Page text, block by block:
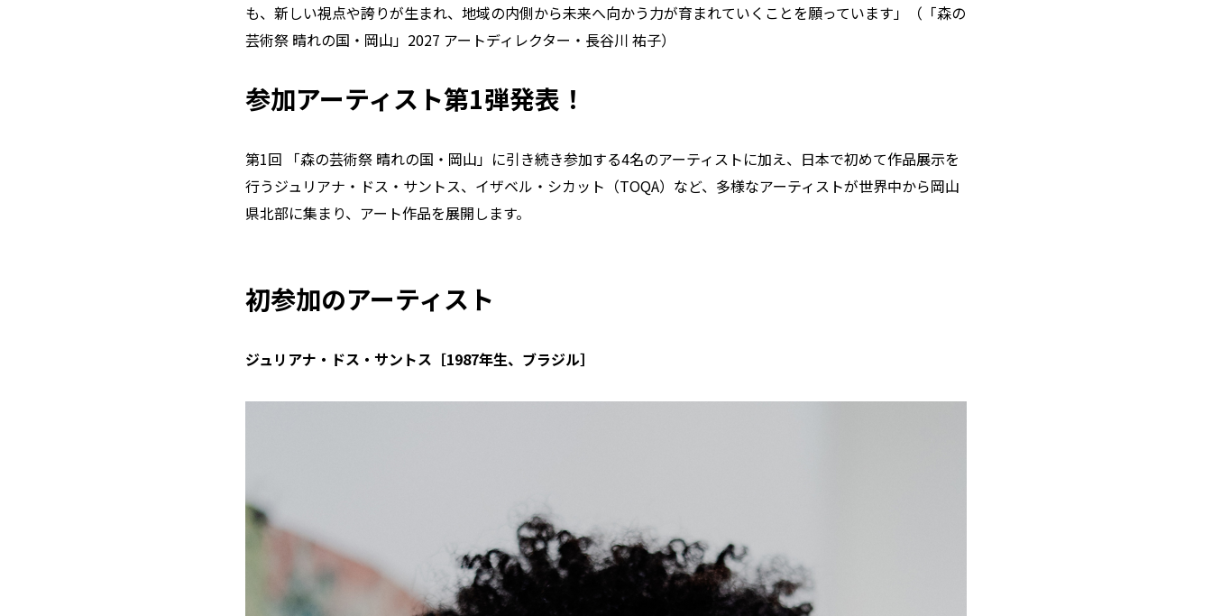
も、新しい視点や誇りが生まれ、地域の内側から未来へ向かう力が育まれていくことを願っています」（「森の
芸術祭 晴れの国・岡山」2027 アートディレクター・長谷川 祐子）
参加アーティスト第1弾発表！
第1回 「森の芸術祭 晴れの国・岡山」に引き続き参加する4名のアーティストに加え、日本で初めて作品展示を
行うジュリアナ・ドス・サントス、イザベル・シカット（TOQA）など、多様なアーティストが世界中から岡山
県北部に集まり、アート作品を展開します。
初参加のアーティスト
ジュリアナ・ドス・サントス［1987年生、ブラジル］